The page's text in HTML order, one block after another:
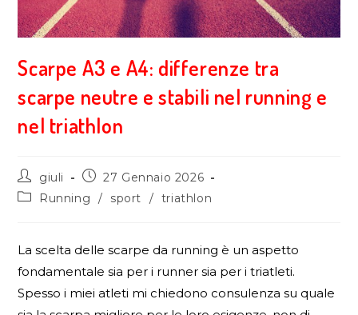
Scarpe A3 e A4: differenze tra
scarpe neutre e stabili nel running e
nel triathlon
giuli
27 Gennaio 2026
Running
/ sport / triathlon
La scelta delle scarpe da running è un aspetto
fondamentale sia per i runner sia per i triatleti.
Spesso i miei atleti mi chiedono consulenza su quale